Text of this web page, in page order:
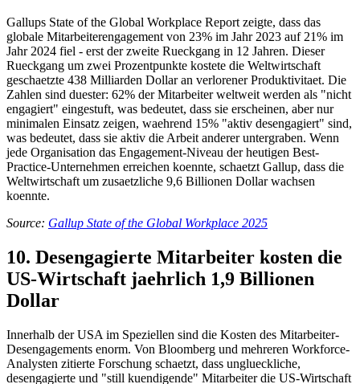
Gallups State of the Global Workplace Report zeigte, dass das
globale Mitarbeiterengagement von 23% im Jahr 2023 auf 21% im
Jahr 2024 fiel - erst der zweite Rueckgang in 12 Jahren. Dieser
Rueckgang um zwei Prozentpunkte kostete die Weltwirtschaft
geschaetzte 438 Milliarden Dollar an verlorener Produktivitaet. Die
Zahlen sind duester: 62% der Mitarbeiter weltweit werden als "nicht
engagiert" eingestuft, was bedeutet, dass sie erscheinen, aber nur
minimalen Einsatz zeigen, waehrend 15% "aktiv desengagiert" sind,
was bedeutet, dass sie aktiv die Arbeit anderer untergraben. Wenn
jede Organisation das Engagement-Niveau der heutigen Best-
Practice-Unternehmen erreichen koennte, schaetzt Gallup, dass die
Weltwirtschaft um zusaetzliche 9,6 Billionen Dollar wachsen
koennte.
Source: Gallup State of the Global Workplace 2025
10. Desengagierte Mitarbeiter kosten die
US-Wirtschaft jaehrlich 1,9 Billionen
Dollar
Innerhalb der USA im Speziellen sind die Kosten des Mitarbeiter-
Desengagements enorm. Von Bloomberg und mehreren Workforce-
Analysten zitierte Forschung schaetzt, dass unglueckliche,
desengagierte und "still kuendigende" Mitarbeiter die US-Wirtschaft